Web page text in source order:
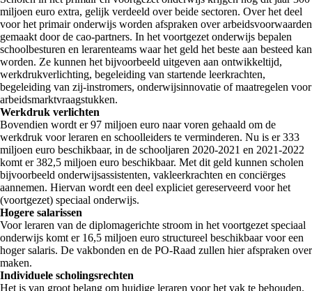
miljoen euro extra, gelijk verdeeld over beide sectoren. Over het deel
voor het primair onderwijs worden afspraken over arbeidsvoorwaarden
gemaakt door de cao-partners. In het voortgezet onderwijs bepalen
schoolbesturen en lerarenteams waar het geld het beste aan besteed kan
worden. Ze kunnen het bijvoorbeeld uitgeven aan ontwikkeltijd,
werkdrukverlichting, begeleiding van startende leerkrachten,
begeleiding van zij-instromers, onderwijsinnovatie of maatregelen voor
arbeidsmarktvraagstukken.
Werkdruk verlichten
Bovendien wordt er 97 miljoen euro naar voren gehaald om de
werkdruk voor leraren en schoolleiders te verminderen. Nu is er 333
miljoen euro beschikbaar, in de schooljaren 2020-2021 en 2021-2022
komt er 382,5 miljoen euro beschikbaar. Met dit geld kunnen scholen
bijvoorbeeld onderwijsassistenten, vakleerkrachten en conciërges
aannemen. Hiervan wordt een deel expliciet gereserveerd voor het
(voortgezet) speciaal onderwijs.
Hogere salarissen
Voor leraren van de diplomagerichte stroom in het voortgezet speciaal
onderwijs komt er 16,5 miljoen euro structureel beschikbaar voor een
hoger salaris. De vakbonden en de PO-Raad zullen hier afspraken over
maken.
Individuele scholingsrechten
Het is van groot belang om huidige leraren voor het vak te behouden.